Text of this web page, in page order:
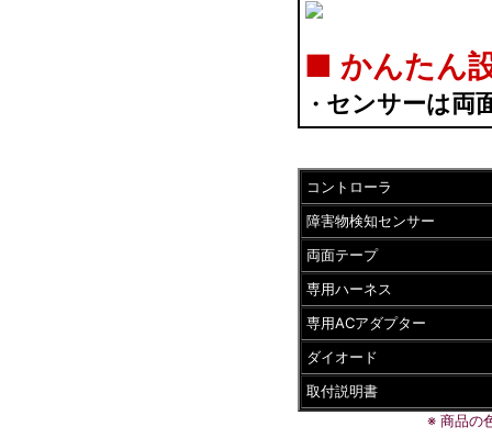
■ かんたん
・ センサーは両
コントローラ
障害物検知センサー
両面テープ
専用ハーネス
専用ACアダプター
ダイオード
取付説明書
※ 商品の